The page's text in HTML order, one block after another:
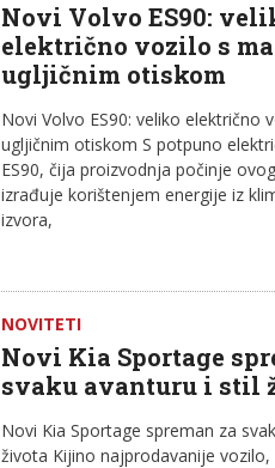
Novi Volvo ES90:
električno vozilo s
ugljičnim otiskom
Novi Volvo ES90: veliko električno
ugljičnim otiskom S potpuno
ES90, čija proizvodnja počinje
izrađuje korištenjem energije iz
izvora,
NOVITETI
Novi Kia Sportage
svaku avanturu i stil
Novi Kia Sportage spreman za
života Kijino najprodavanije